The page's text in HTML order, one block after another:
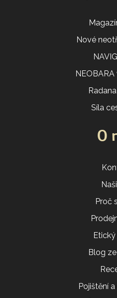
Nové
Síla
O
Proč
Blog
Pojištění